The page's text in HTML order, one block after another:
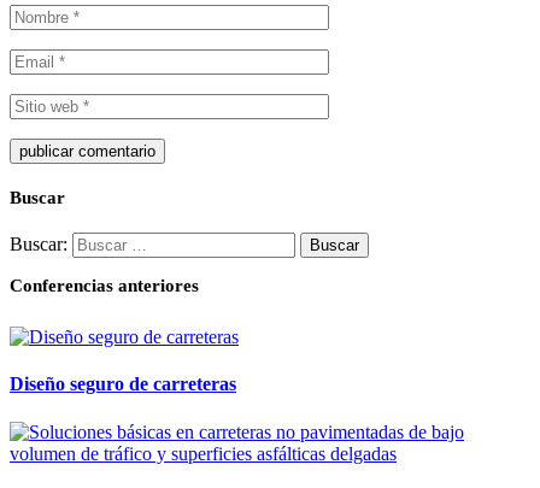
Buscar
Buscar:
Conferencias anteriores
Diseño seguro de carreteras